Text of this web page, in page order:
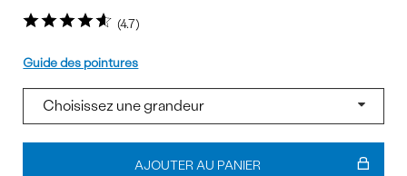
4.7
Pointure
Guide des pointures
Ajouter
AJOUTER AU PANIER